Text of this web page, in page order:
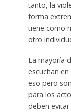
tanto, la
forma
tiene como
otro
La mayoría
escuchan
eso pero
para los
deben